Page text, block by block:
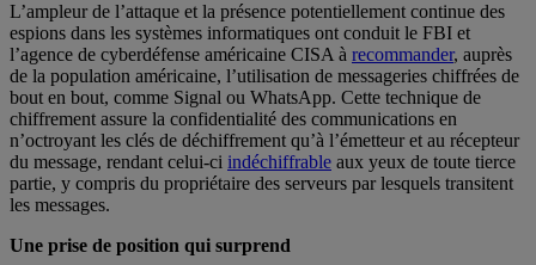
L’ampleur de l’attaque et la présence potentiellement continue des
espions dans les systèmes informatiques ont conduit le FBI et
l’agence de cyberdéfense américaine CISA à recommander, auprès
de la population américaine, l’utilisation de messageries chiffrées de
bout en bout, comme Signal ou WhatsApp. Cette technique de
chiffrement assure la confidentialité des communications en
n’octroyant les clés de déchiffrement qu’à l’émetteur et au récepteur
du message, rendant celui-ci indéchiffrable aux yeux de toute tierce
partie, y compris du propriétaire des serveurs par lesquels transitent
les messages.
Une prise de position qui surprend